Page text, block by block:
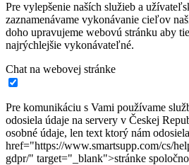
Pre vylepšenie naších služieb a
zaznamenávame vykonávanie cieľov
doho upravujeme webovú stránku aby
najrýchlejšie vykonávateľné.
Chat na webovej stránke
Pre komunikáciu s Vami používame
odosiela údaje na servery v Českej
osobné údaje, len text ktorý nám
href="https://www.smartsupp.com/cs/
gdpr/" target="_blank">stránke